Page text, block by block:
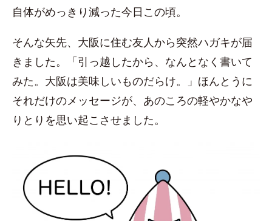
自体がめっきり減った今日この頃。
そんな矢先、大阪に住む友人から突然ハガキが届
きました。「引っ越したから、なんとなく書いて
みた。大阪は美味しいものだらけ。」ほんとうに
それだけのメッセージが、あのころの軽やかなや
りとりを思い起こさせました。